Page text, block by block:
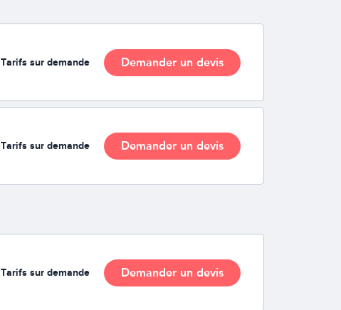
Tarifs sur demande Demander un devis
Tarifs sur demande Demander un devis
Tarifs sur demande Demander un devis